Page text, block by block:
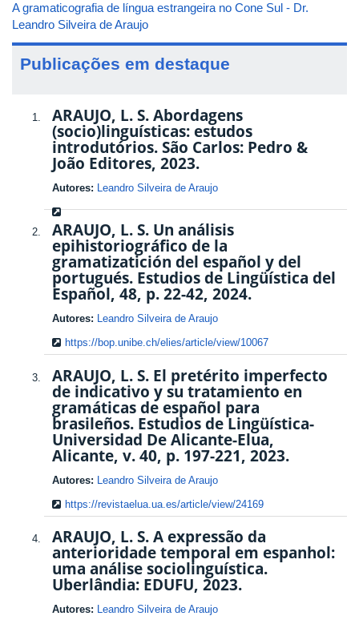
A gramaticografia de língua estrangeira no Cone Sul - Dr.
Leandro Silveira de Araujo
Publicações em destaque
ARAUJO, L. S. Abordagens
(socio)linguísticas: estudos
introdutórios. São Carlos: Pedro &
João Editores, 2023.
Autores: Leandro Silveira de Araujo
ARAUJO, L. S. Un análisis
epihistoriográfico de la
gramatizatición del español y del
portugués. Estudios de Lingüística del
Español, 48, p. 22-42, 2024.
Autores: Leandro Silveira de Araujo
https://bop.unibe.ch/elies/article/view/10067
ARAUJO, L. S. El pretérito imperfecto
de indicativo y su tratamiento en
gramáticas de español para
brasileños. Estudios de Lingüística-
Universidad De Alicante-Elua,
Alicante, v. 40, p. 197-221, 2023.
Autores: Leandro Silveira de Araujo
https://revistaelua.ua.es/article/view/24169
ARAUJO, L. S. A expressão da
anterioridade temporal em espanhol:
uma análise sociolinguística.
Uberlândia: EDUFU, 2023.
Autores: Leandro Silveira de Araujo